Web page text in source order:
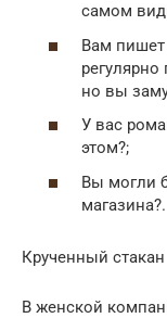
самом
Вам
регулярно
но вы
У вас
этом?;
Вы могли
магазина?.
Крученный стакан
В женской